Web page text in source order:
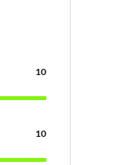
10
10